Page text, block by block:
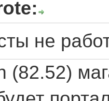
не
(82.52)